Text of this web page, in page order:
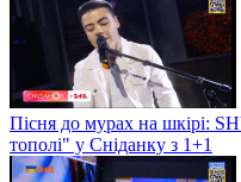
Пісня до мурах на шкірі:
тополі" у Сніданку з 1+1